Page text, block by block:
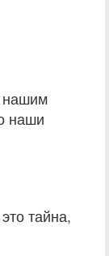
нашим
наши
тайна,